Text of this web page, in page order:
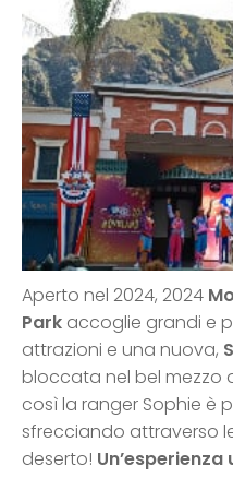
Aperto nel 2024, 2024
Park accoglie grandi e
attrazioni e una nuova,
bloccata nel bel mezzo
così la ranger Sophie è
sfrecciando attraverso
deserto!